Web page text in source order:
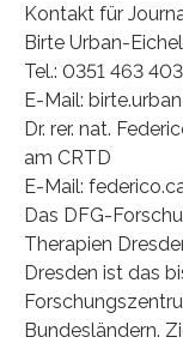
Kontakt für
Birte Urban-
Tel.: 0351 463
E-Mail:
Dr. rer. nat.
am CRTD
E-Mail:
Das DFG-
Therapien
Dresden ist das
Bundesländern.